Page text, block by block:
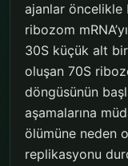
ajanlar
ribozom
30S küçük alt
oluşan 70S
döngüsünün
aşamalarına
ölümüne neden
replikasyonu